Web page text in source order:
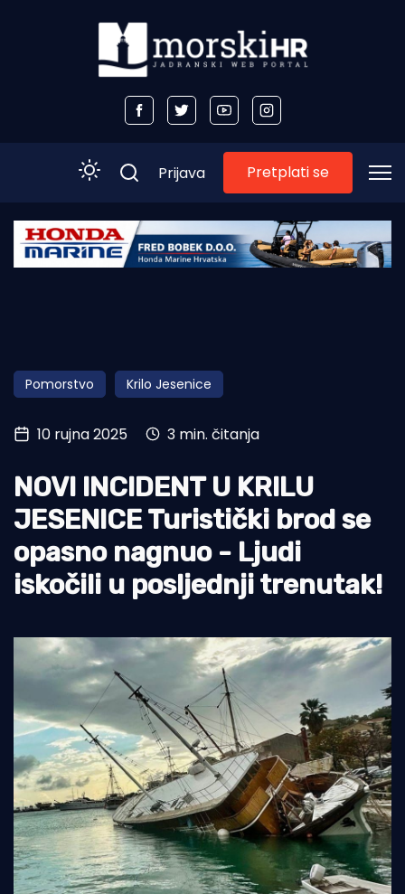
Početna
Obala
Otoci
Turizam i nautika
Pomorstvo
Ribolov
Ekologija
Tradicija i kultura
Prijava Pretplati se
Pomorstvo Krilo Jesenice
10 rujna 2025 3 min. čitanja
NOVI INCIDENT U KRILU
JESENICE Turistički brod se
opasno nagnuo - Ljudi
iskočili u posljednji trenutak!